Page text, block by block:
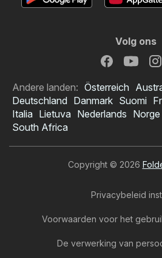
Volg ons
Andere landen: Österreich
Deutschland Danmark Suomi
Italia Lietuva Nederlands Norge
South Africa
Copyright © 2026
Privacybeleid
Voorwaarden voor het
De verwerking van